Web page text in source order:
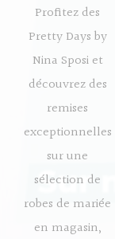
Profitez des
Pretty Days by
Nina Sposi et
découvrez des
remises
exceptionnelles
sur une
sélection de
robes de mariée
en magasin,